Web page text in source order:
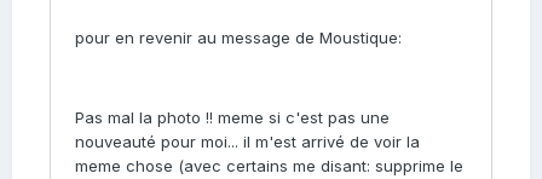
pour en revenir au message de Moustique:
Pas mal la photo !! meme si c'est pas une
nouveauté pour moi... il m'est arrivé de voir la
meme chose (avec certains me disant: supprime le